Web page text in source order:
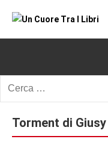
Un
Tra
I
Libri
romance
e
non
solo.
Recensioni,
Torment di